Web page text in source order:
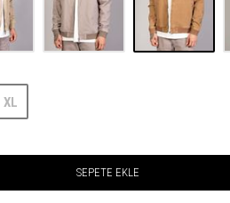
XL
SEPETE EKLE